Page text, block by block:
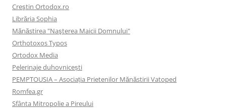
Creştin Ortodox.ro
Librăria Sophia
Mănăstirea "Naşterea Maicii Domnului"
Orthotoxos Typos
Ortodox Media
Pelerinaje duhovnicești
PEMPTOUSIA – Asociația Prietenilor Mănăstirii Vatoped
Romfea.gr
Sfânta Mitropolie a Pireului